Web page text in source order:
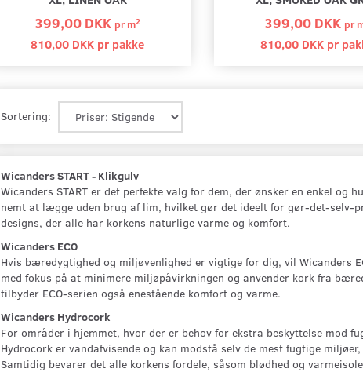
Se produktet Se
399,00 DKK prm2
810,00 DKK pr pakke
399,00 DKK pr
810,00 DKK pr
Sortering:
Wicanders START - Klikgulv
Wicanders START er det perfekte valg for dem, der ønsker en enkel
nemt at lægge uden brug af lim, hvilket gør det ideelt for gør-det-selv-
designs, der alle har korkens naturlige varme og komfort.
Wicanders ECO
Hvis bæredygtighed og miljøvenlighed er vigtige for dig, vil Wicanders
med fokus på at minimere miljøpåvirkningen og anvender kork fra
tilbyder ECO-serien også enestående komfort og varme.
Wicanders Hydrocork
For områder i hjemmet, hvor der er behov for ekstra beskyttelse mod
Hydrocork er vandafvisende og kan modstå selv de mest fugtige
Samtidig bevarer det alle korkens fordele, såsom blødhed og